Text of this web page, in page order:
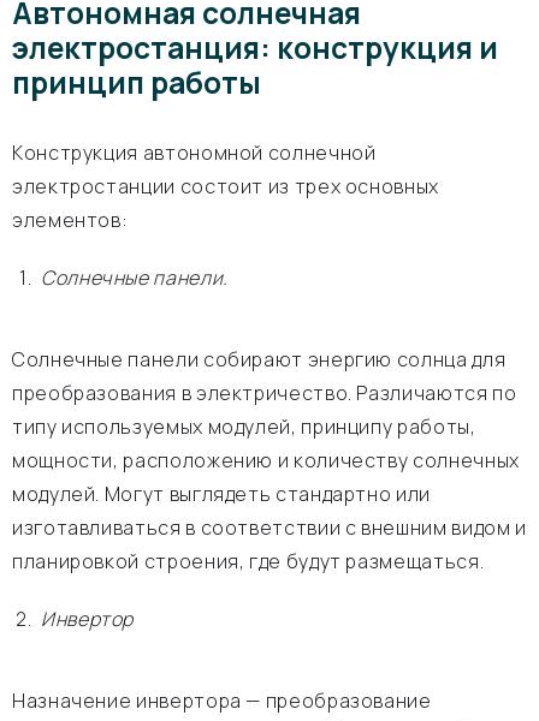
Автономная солнечная
электростанция: конструкция и
принцип работы
Конструкция автономной солнечной
электростанции состоит из трех основных
элементов:
Солнечные панели.
Солнечные панели собирают энергию солнца для
преобразования в электричество. Различаются по
типу используемых модулей, принципу работы,
мощности, расположению и количеству солнечных
модулей. Могут выглядеть стандартно или
изготавливаться в соответствии с внешним видом и
планировкой строения, где будут размещаться.
Инвертор
Назначение инвертора — преобразование